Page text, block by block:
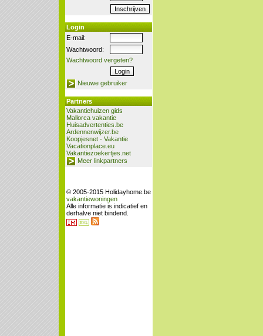
Login
E-mail:
Wachtwoord:
Wachtwoord vergeten?
Nieuwe gebruiker
Partners
Vakantiehuizen gids
Mallorca vakantie
Huisadvertenties.be
Ardennenwijzer.be
Koopjesnet - Vakantie
Vacationplace.eu
Vakantiezoekertjes.net
Meer linkpartners
© 2005-2015 Holidayhome.be
vakantiewoningen
Alle informatie is indicatief en
derhalve niet bindend.